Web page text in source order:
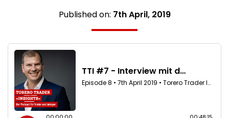
Published on: 7th April, 2019